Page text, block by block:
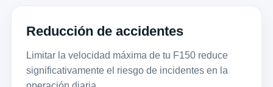
Reducción de accidentes
Limitar la velocidad máxima de tu F150 reduce
significativamente el riesgo de incidentes en la